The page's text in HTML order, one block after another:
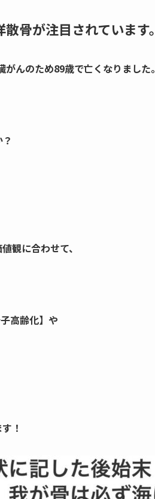
骨が注目されています。
んのため89歳で亡くなりました。
観に合わせて、
高齢化】や
！